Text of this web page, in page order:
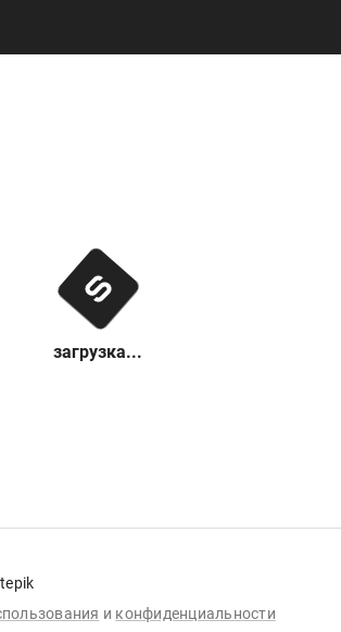
загрузка...
и конфиденциальности